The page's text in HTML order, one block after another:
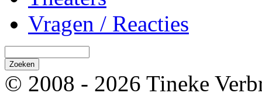
Vragen / Reacties
© 2008 - 2026 Tineke